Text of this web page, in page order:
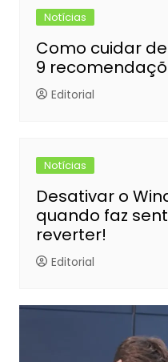
Notícias
Como cuidar
9
Editorial
Notícias
Desativar o
quando faz
reverter!
Editorial